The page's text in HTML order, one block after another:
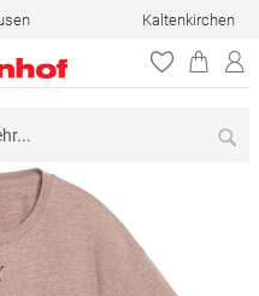
Kaltenkirchen